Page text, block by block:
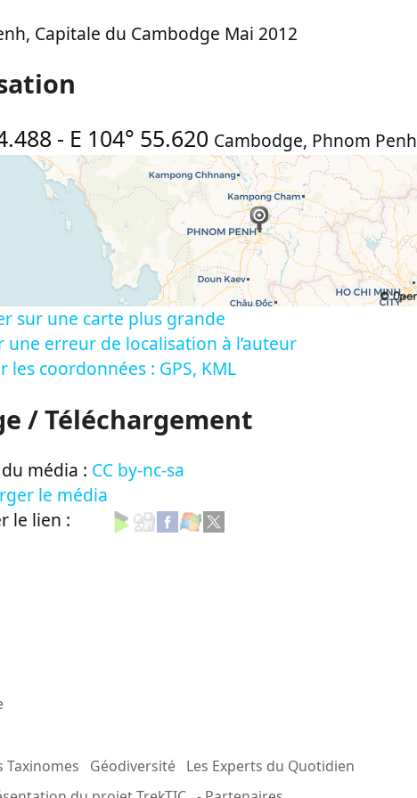
Capitale du Cambodge Mai 2012
- E 104° 55.620 Cambodge, Phnom Penh
sur une carte plus grande
une erreur de localisation à l’auteur
les coordonnées : GPS, KML
/ Téléchargement
média : CC by-nc-sa
le média
le lien :
Taxinomes Géodiversité
Les Experts du Quotidien